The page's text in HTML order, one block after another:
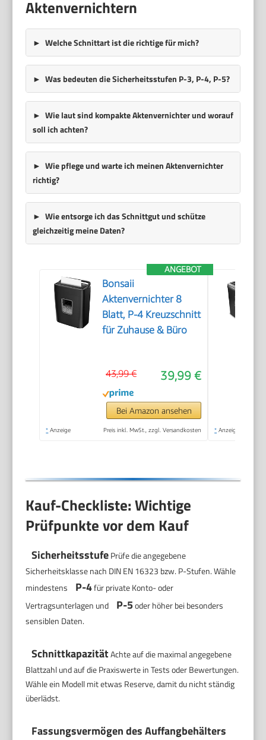
Aktenvernichtern
Welche Schnittart ist die richtige für mich?
Was bedeuten die Sicherheitsstufen P-3, P-4, P-5?
Wie laut sind kompakte Aktenvernichter und worauf
soll ich achten?
Wie pflege und warte ich meinen Aktenvernichter
richtig?
Wie entsorge ich das Schnittgut und schütze
gleichzeitig meine Daten?
ANGEBOT
Bonsaii
Aktenvernichter 8
Blatt, P-4 Kreuzschnitt
für Zuhause & Büro
39,99 €
43,99 €
Bei Amazon ansehen
* Anzeige Preis inkl. MwSt., zzgl. Versandkosten * Anzeige
Kauf-Checkliste: Wichtige
Prüfpunkte vor dem Kauf
SicherheitsstufePrüfe die angegebene
Sicherheitsklasse nach DIN EN 16323 bzw. P-Stufen. Wähle
mindestens
P-4für private Konto- oder
Vertragsunterlagen und
P-5oder höher bei besonders
sensiblen Daten.
SchnittkapazitätAchte auf die maximal angegebene
Blattzahl und auf die Praxiswerte in Tests oder Bewertungen.
Wähle ein Modell mit etwas Reserve, damit du nicht ständig
überlädst.
Fassungsvermögen des Auffangbehälters